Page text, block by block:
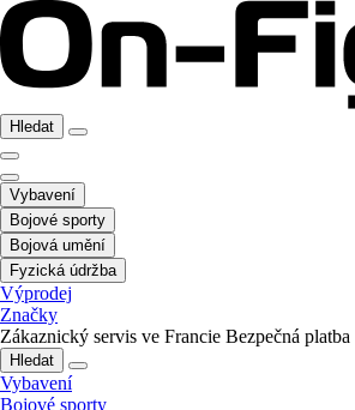
Hledat
Vybavení
Bojové sporty
Bojová umění
Fyzická údržba
Výprodej
Značky
Zákaznický servis ve Francie Bezpečná platba
Hledat
Vybavení
Bojové sporty